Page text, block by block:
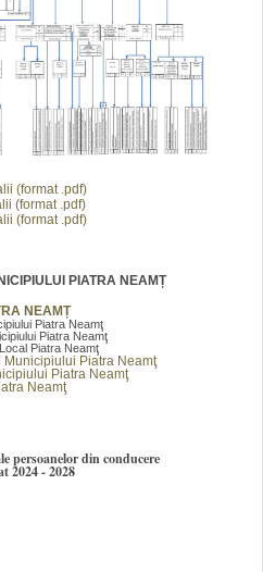
(format .pdf)
(format .pdf)
(format .pdf)
PIATRA NEAMȚ
NEAMȚ
Piatra Neamţ
Piatra Neamţ
Piatra Neamţ
Piatra Neamţ
Piatra Neamţ
Neamţ
persoanelor din conducere
2024 - 2028